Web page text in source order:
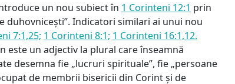
un nou subiect în 1 Corinteni 12:1 prin
duhovnicești”. Indicatori similari ai unui nou
7:1,25; 1 Corinteni 8:1; 1 Corinteni 16:1,12.
este un adjectiv la plural care înseamnă
desemna fie „lucruri spirituale”, fie „persoane
de membrii bisericii din Corint și de